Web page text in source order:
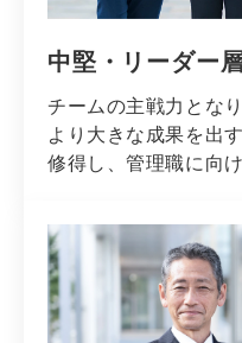
中堅・リーダー
チームの主戦力とな
より大きな成果を出
修得し、管理職に向